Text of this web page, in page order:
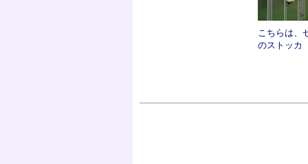
こちらは、
のストッカ